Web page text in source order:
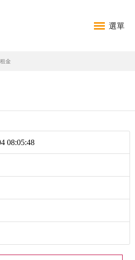
選單
金
08:05:48